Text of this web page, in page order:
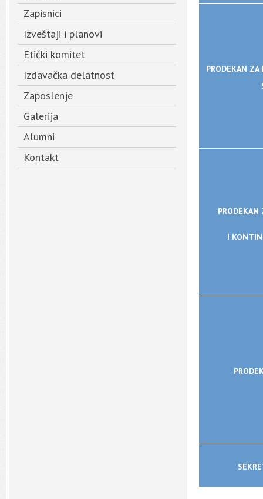
Zapisnici
Izveštaji i planovi
Etički komitet
Izdavačka delatnost
Zaposlenje
Galerija
Alumni
Kontakt
PRODEKAN
PRODEKAN
I